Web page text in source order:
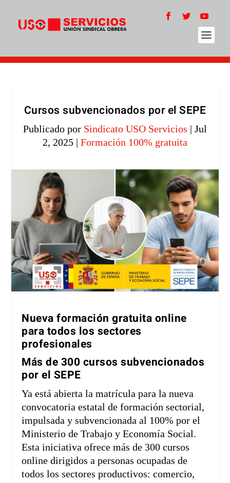
Cursos subvencionados por el SEPE
Publicado por Sindicato USO Servicios | Jul
2, 2025 | Formación 100% gratuita
Nueva formación gratuita online
para todos los sectores
profesionales
Más de 300 cursos subvencionados
por el SEPE
Ya está abierta la matrícula para la nueva
convocatoria estatal de formación sectorial,
impulsada y subvencionada al 100% por el
Ministerio de Trabajo y Economía Social.
Esta iniciativa ofrece más de 300 cursos
online dirigidos a personas ocupadas de
todos los sectores productivos: comercio,